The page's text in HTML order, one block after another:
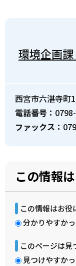
環境企画課
西宮市六湛寺
電話番号：
ファックス：
この情報
この情報はお役
分かりやすか
このページは見
見つけやすか